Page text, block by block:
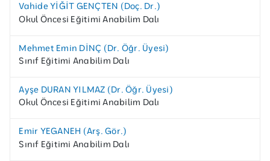
Vahide YİĞİT GENÇTEN (Doç. Dr.)
Okul Öncesi Eğitimi Anabilim Dalı
Mehmet Emin DİNÇ (Dr. Öğr. Üyesi)
Sınıf Eğitimi Anabilim Dalı
Ayşe DURAN YILMAZ (Dr. Öğr. Üyesi)
Okul Öncesi Eğitimi Anabilim Dalı
Emir YEGANEH (Arş. Gör.)
Sınıf Eğitimi Anabilim Dalı